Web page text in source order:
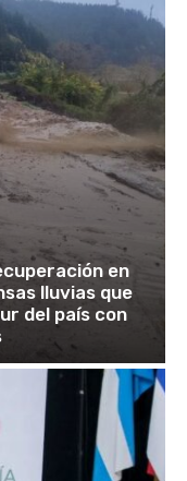
en
lluvias que
del país con